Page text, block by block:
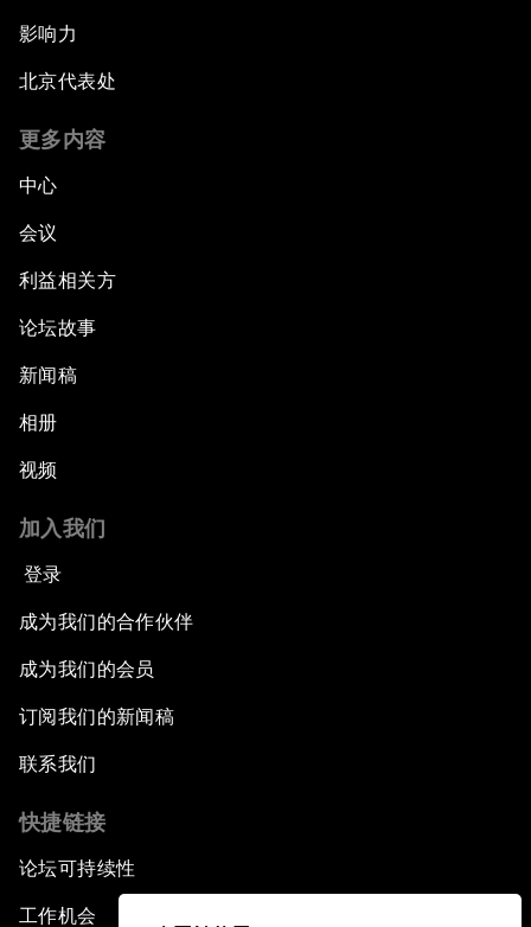
影响力
北京代表处
更多内容
中心
会议
利益相关方
论坛故事
新闻稿
相册
视频
加入我们
登录
成为我们的合作伙伴
成为我们的会员
订阅我们的新闻稿
联系我们
快捷链接
论坛可持续性
工作机会